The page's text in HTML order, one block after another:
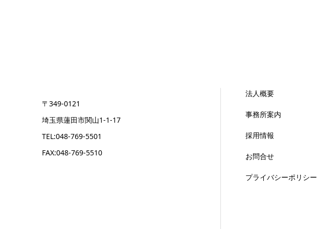
〒349-0121
埼玉県蓮田市関山1-1-17
TEL:048-769-5501
FAX:048-769-5510
法人概要
事務所案内
採用情報
お問合せ
プライバシーポリシー